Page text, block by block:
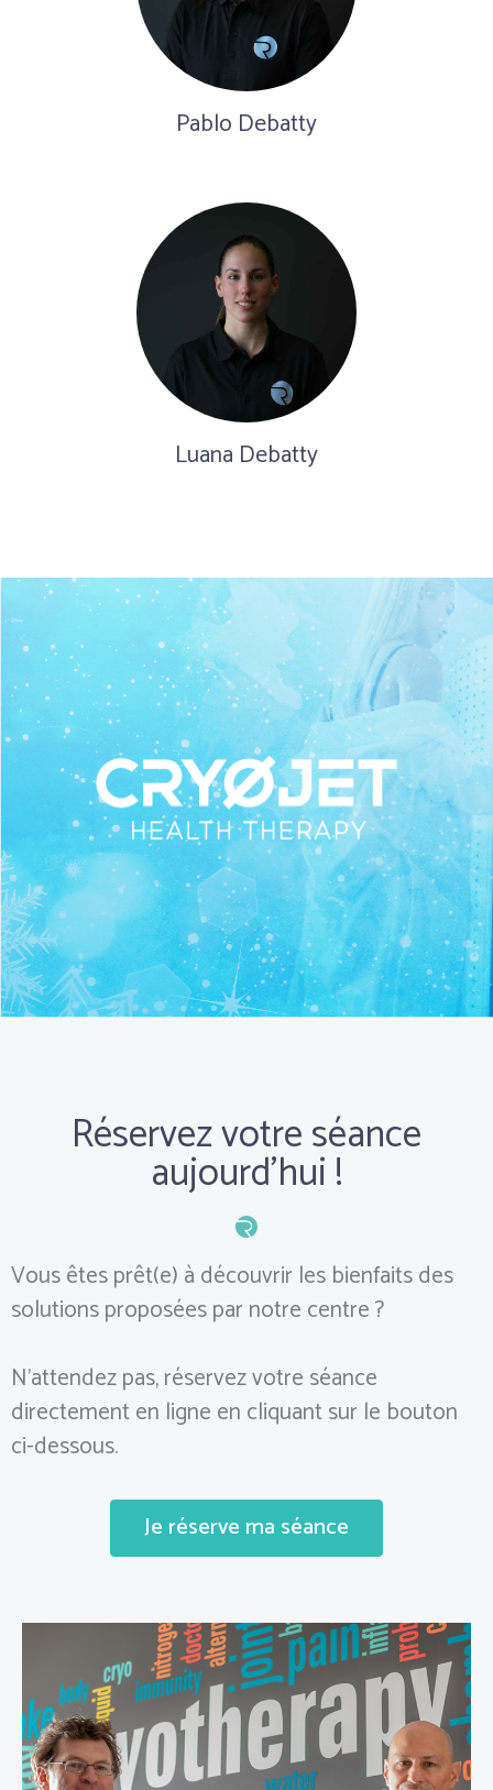
Pablo Debatty
Luana Debatty
Réservez votre séance
aujourd'hui !
Vous êtes prêt(e) à découvrir les bienfaits des
solutions proposées par notre centre ?
N’attendez pas, réservez votre séance
directement en ligne en cliquant sur le bouton
ci-dessous.
Je réserve ma séance